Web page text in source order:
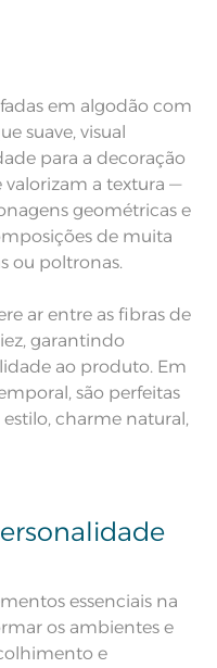
Quadrada
x 45cm
secar em tambor;
em varal; Proibido ferro
Proibido lavar a seco
haver pequena variação de
acordo com a configuração
do monitor ou do
celular. Consultar a cor
especificações técnicas do
separadamente;
ou delicado de
água;
amaciante e sabão;
na etiqueta.
em algodão com
suave, visual
para a decoração
a textura —
geométricas e
de muita
ou poltronas.
ar entre as fibras de
garantindo
ao produto. Em
são perfeitas
charme natural,
essenciais na
os ambientes e
e